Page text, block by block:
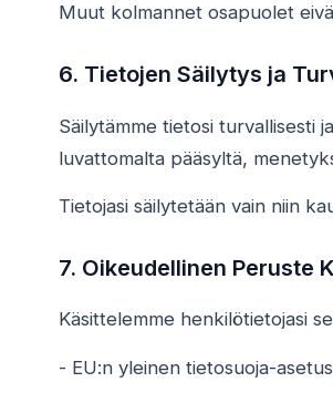
Muut kolmannet osapuolet
6. Tietojen Säilytys ja
Säilytämme tietosi turvallisesti
luvattomalta pääsyltä,
Tietojasi säilytetään vain niin
7. Oikeudellinen Peruste
Käsittelemme henkilötietojasi
- EU:n yleinen tietosuoja-